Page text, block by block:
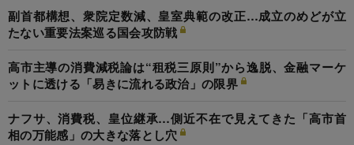
副首都構想、衆院定数減、皇室典範の改正…成立のめどが立
たない重要法案巡る国会攻防戦
高市主導の消費減税論は“租税三原則”から逸脱、金融マーケ
ットに透ける「易きに流れる政治」の限界
ナフサ、消費税、皇位継承…側近不在で見えてきた「高市首
相の万能感」の大きな落とし穴